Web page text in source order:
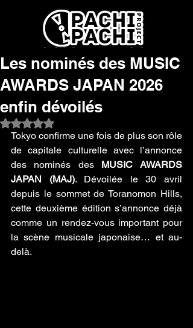
Les nominés des MUSIC
AWARDS JAPAN 2026
enfin dévoilés
Noté NaN étoiles sur 5.
Tokyo confirme une fois de plus son rôle
de capitale culturelle avec l’annonce
des nominés des MUSIC AWARDS
JAPAN (MAJ). Dévoilée le 30 avril
depuis le sommet de Toranomon Hills,
cette deuxième édition s’annonce déjà
comme un rendez-vous important pour
la scène musicale japonaise… et au-
delà.